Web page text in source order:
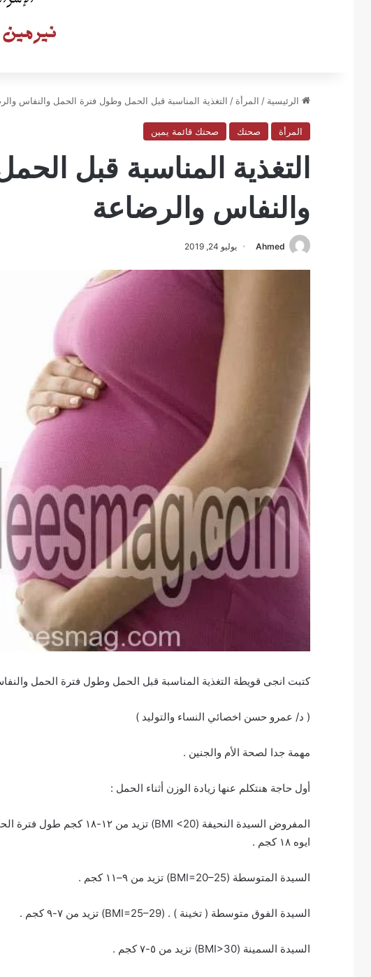
الرئيسية / المرأة / التغذية المناسبة قبل الحمل وطول فترة الحمل والنفاس
المرأة صحتك صحتك قائمة يمين
التغذية المناسبة قبل
والنفاس والرضاعة
Ahmed يوليو 24, 2019
كتبت انجى قويطة التغذية المناسبة قبل الحمل وطول فترة الحمل
( د/ عمرو حسن اخصائي النساء والتوليد )
مهمة جدا لصحة الأم والجنين .
أول حاجة هنتكلم عنها زيادة الوزن أثناء الحمل :
المفروض السيدة النحيفة (BMI <20) تزيد من ١٢-١٨ كجم طول فترة الحمل ؟!
ايوه ١٨ كجم .
السيدة المتوسطة (BMI=20–25) تزيد من ٩–١١ كجم .
السيدة الفوق متوسطة ( تخينة ) . (BMI=25–29) تزيد من ٧-٩ كجم .
السيدة السمينة (BMI>30) تزيد من ٥-٧ كجم .